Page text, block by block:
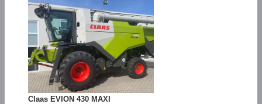
Claas EVION 430 MAXI